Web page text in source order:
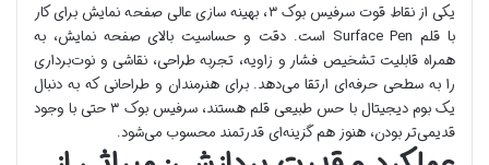
یکی از نقاط قوت سرفیس بوک ۳، بهینه سازی عالی صفحه نمایش برای کار
با قلم Surface Pen است. دقت و حساسیت بالای صفحه نمایش، به
همراه قابلیت تشخیص فشار و زاویه، تجربه طراحی، نقاشی و نوت‌برداری
را به سطحی حرفه‌ای ارتقا می‌دهد. برای هنرمندان و طراحانی که به دنبال
یک بوم دیجیتال با حس طبیعی قلم هستند، سرفیس بوک ۳ حتی با وجود
قدیمی‌تر بودن، هنوز هم گزینه‌ای قدرتمند محسوب می‌شود.